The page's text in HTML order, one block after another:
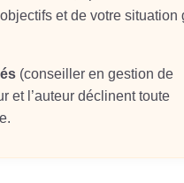
et de votre situation
(conseiller en gestion de
et l’auteur déclinent toute